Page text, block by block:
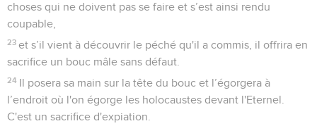
choses qui ne doivent pas se faire et s’est ainsi rendu
coupable,
23 et s’il vient à découvrir le péché qu'il a commis, il offrira en
sacrifice un bouc mâle sans défaut.
24 Il posera sa main sur la tête du bouc et l’égorgera à
l’endroit où l'on égorge les holocaustes devant l'Eternel.
C'est un sacrifice d'expiation.